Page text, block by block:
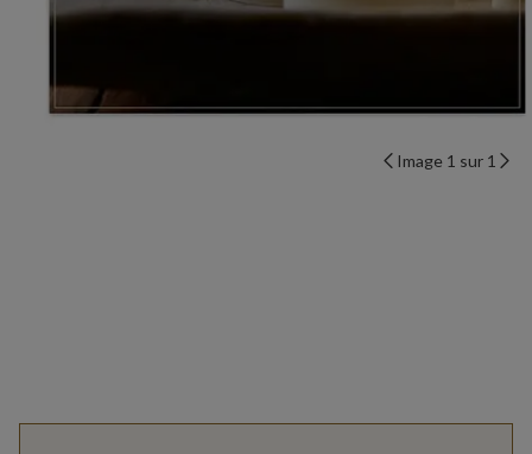
Image 1 sur 1